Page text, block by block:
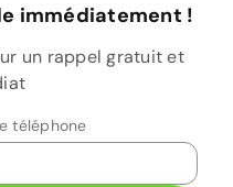
immédiatement !
un rappel gratuit et
téléphone